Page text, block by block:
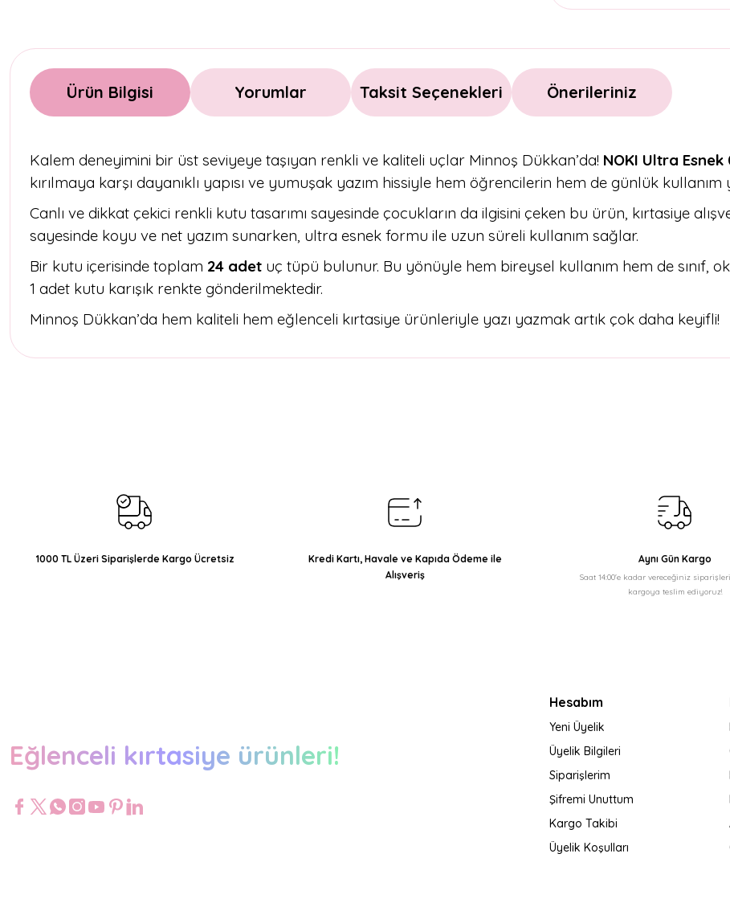
Ürün Bilgisi Yorumlar Taksit Seçenekleri Önerileriniz
Kalem deneyimini bir üst seviyeye taşıyan renkli ve kaliteli uçlar Minnoş Dükkan’da! NOKI Ultra Esnek
kırılmaya karşı dayanıklı yapısı ve yumuşak yazım hissiyle hem öğrencilerin hem de günlük
Canlı ve dikkat çekici renkli kutu tasarımı sayesinde çocukların da ilgisini çeken bu ürün, kırtasiye
sayesinde koyu ve net yazım sunarken, ultra esnek formu ile uzun süreli kullanım sağlar.
Bir kutu içerisinde toplam 24 adet uç tüpü bulunur. Bu yönüyle hem bireysel kullanım hem de sınıf,
1 adet kutu karışık renkte gönderilmektedir.
Minnoş Dükkan’da hem kaliteli hem eğlenceli kırtasiye ürünleriyle yazı yazmak artık çok daha keyifli!
Ürün fiyatı diğer sitelerden daha pahalı.
Bu ürüne benzer farklı alternatifler olmalı.
1000 TL Üzeri Siparişlerde Kargo Ücretsiz
Kredi Kartı, Havale ve Kapıda Ödeme ile
Alışveriş
Aynı Gün Kargo
Saat 14:00'e kadar vereceğiniz
kargoya teslim ediyoruz!
Eğlenceli kırtasiye ürünleri!
Hesabım
Yeni Üyelik
Üyelik Bilgileri
Siparişlerim
Şifremi Unuttum
Kargo Takibi
Üyelik Koşulları